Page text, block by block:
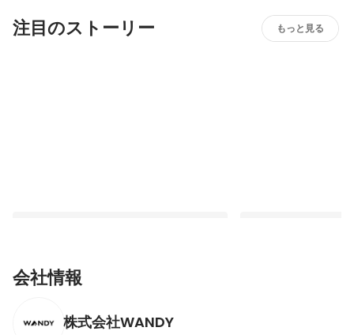
注目のストーリー もっと見る
07.本質を掴む"変態的探究心"。『私の入社
会社情報
株式会社WANDY